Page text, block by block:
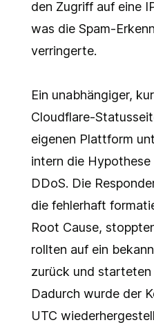
den Zugriff auf eine
was die Spam-
verringerte.
Ein unabhängiger,
Cloudflare-
eigenen Plattform
intern die
DDoS. Die
die fehlerhaft
Root Cause,
rollten auf ein
zurück und starteten
Dadurch wurde der
UTC